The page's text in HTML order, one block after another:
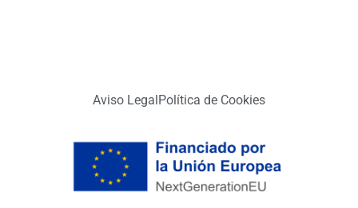
Aviso LegalPolítica de Cookies